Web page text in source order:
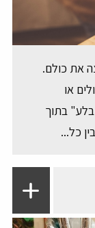
את כולם.
או
בתוך
כל...